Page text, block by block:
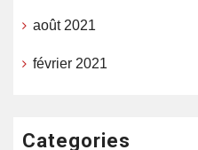
août 2021
février 2021
Categories